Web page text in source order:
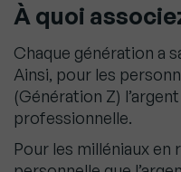
À quoi
Chaque génération a
Ainsi, pour les
(Génération Z)
professionnelle.
Pour les milléniaux en